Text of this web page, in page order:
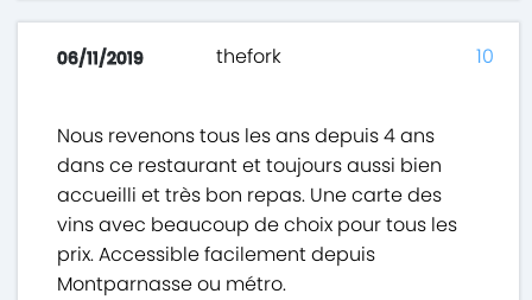
06/11/2019 thefork
Nous revenons tous les ans depuis 4 ans
dans ce restaurant et toujours aussi bien
accueilli et très bon repas. Une carte des
vins avec beaucoup de choix pour tous les
prix. Accessible facilement depuis
Montparnasse ou métro.
10